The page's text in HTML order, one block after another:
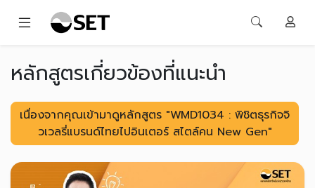
หลักสูตรเกี่ยวข้องที่แนะนำ
เนื่องจากคุณเข้ามาดูหลักสูตร "WMD1034 : พิชิตธุรกิจจิ
วเวลรี่แบรนด์ไทยไปอินเตอร์ สไตล์คน New Gen"